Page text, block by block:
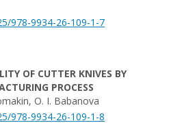
978-9934-26-109-1-7
OF CUTTER KNIVES BY
PROCESS
O. I. Babanova
978-9934-26-109-1-8